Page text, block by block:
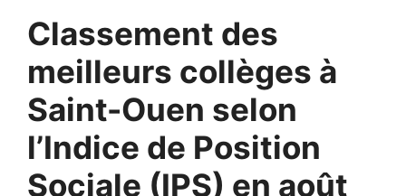
Classement des
meilleurs collèges à
Saint-Ouen selon
l’Indice de Position
Sociale (IPS) en août